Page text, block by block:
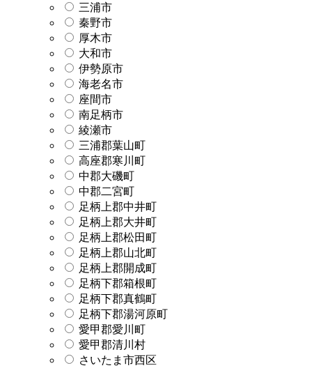
三浦市
秦野市
厚木市
大和市
伊勢原市
海老名市
座間市
南足柄市
綾瀬市
三浦郡葉山町
高座郡寒川町
中郡大磯町
中郡二宮町
足柄上郡中井町
足柄上郡大井町
足柄上郡松田町
足柄上郡山北町
足柄上郡開成町
足柄下郡箱根町
足柄下郡真鶴町
足柄下郡湯河原町
愛甲郡愛川町
愛甲郡清川村
さいたま市西区